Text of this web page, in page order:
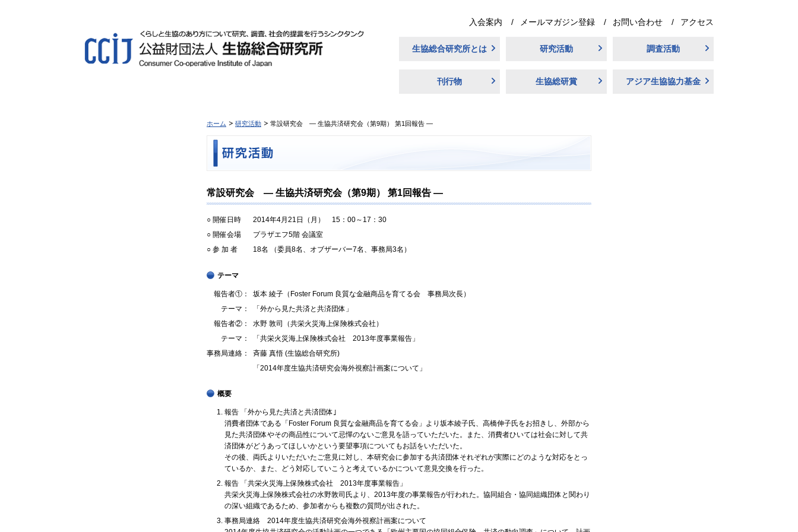
入会案内 メールマガジン登録 お問い合わせ アクセス
生協総合研究所とは 研究活動 調査活動
刊行物 生協総研賞 アジア生協協力基金
ホーム 研究活動 常設研究会 ― 生協共済研究会（第9期） 第1回報告 ―
常設研究会 ― 生協共済研究会（第9期） 第1回報告 ―
○ 開催日時
2014年4月21日（月） 15：00～17：30
○ 開催会場
プラザエフ5階 会議室
○ 参 加 者
18名 （委員8名、オブザーバー7名、事務局3名）
テーマ
報告者①：
坂本 綾子（Foster Forum 良質な金融商品を育てる会 事務局次長）
テーマ：
「外から見た共済と共済団体」
報告者②：
水野 敦司（共栄火災海上保険株式会社）
テーマ：
「共栄火災海上保険株式会社 2013年度事業報告」
事務局連絡：
斉藤 真悟 (生協総合研究所)
「2014年度生協共済研究会海外視察計画案について」
概要
報告 「外から見た共済と共済団体｣
消費者団体である「Foster Forum 良質な金融商品を育てる会」より坂本綾子氏、高橋伸子氏をお招きし、外部から
見た共済団体やその商品性について忌憚のないご意見を語っていただいた。また、消費者ひいては社会に対して共
済団体がどうあってほしいかという要望事項についてもお話をいただいた。
その後、両氏よりいただいたご意見に対し、本研究会に参加する共済団体それぞれが実際にどのような対応をとっ
ているか、また、どう対応していこうと考えているかについて意見交換を行った。
報告 「共栄火災海上保険株式会社 2013年度事業報告」
共栄火災海上保険株式会社の水野敦司氏より、2013年度の事業報告が行われた。協同組合・協同組織団体と関わり
の深い組織であるため、参加者からも複数の質問が出された。
事務局連絡 2014年度生協共済研究会海外視察計画案について